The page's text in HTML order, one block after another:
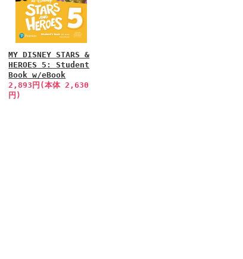
MY DISNEY STARS &
HEROES 5: Student
Book w/eBook
2,893円(本体 2,630
円)